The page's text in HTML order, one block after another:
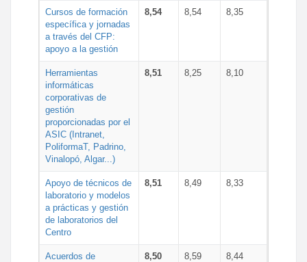
Cursos de formación
específica y jornadas
a través del CFP:
apoyo a la gestión
8,54 8,54 8,35
Herramientas
informáticas
corporativas de
gestión
proporcionadas por el
ASIC (Intranet,
PoliformaT, Padrino,
Vinalopó, Algar...)
8,51 8,25 8,10
Apoyo de técnicos de
laboratorio y modelos
a prácticas y gestión
de laboratorios del
Centro
8,51 8,49 8,33
Acuerdos de
8,50 8,59 8,44